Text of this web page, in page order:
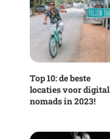
Top 10: de beste
locaties voor digital
nomads in 2023!